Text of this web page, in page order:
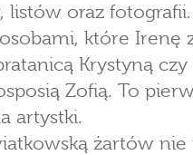
listów oraz fotografii.
które Irenę
Krystyną czy
Zofią. To
artystki.
żartów nie